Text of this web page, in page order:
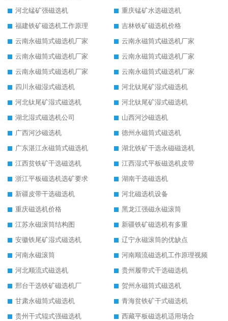
河北锰矿强磁选机
重庆锰矿水选磁选机
福建铁矿磁选机工作原理
吉林铁矿磁选机价格
云南永磁筒式磁选机厂家
云南永磁筒式磁选机厂家
云南永磁筒式磁选机厂家
云南永磁筒式磁选机厂家
云南永磁筒式磁选机厂家
云南永磁筒式磁选机厂家
四川永磁湿式磁选机
河北钛尾矿湿式磁选机
河北钛尾矿湿式磁选机
河北钛尾矿湿式磁选机
湖北湿式磁选机公司
山西河沙磁选机
广西河沙磁选机
德州永磁筒式磁选机
广东湛江永磁筒式磁选机
湖北铁矿干选永磁磁选机
江西贫铁矿干选磁选机
江西湿式平板磁选机皮带
浙江平板磁选机选矿要求
湖南干选磁选机
新疆皮带干选磁选机
河北磁选机设备
重庆磁选机价格
黑龙江强磁永磁滚筒
江苏永磁滚筒结构图
新疆铁矿磁选机有多重
安徽铁尾矿湿式磁选机
辽宁永磁滚筒的优缺点
河南永磁滚筒
河南顺流磁选机工作原理视频
河北顺流式磁选机
贵州履带式干选磁选机
邢台干选铁矿磁选机厂
贺州永磁筒式磁选机
甘肃永磁筒式磁选机
青海贫铁矿干式磁选机
贵州干式辊式强磁选机
西藏平板磁选机适用场合